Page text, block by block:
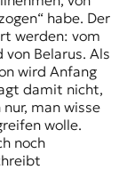
habe. Der
werden: vom
Belarus. Als
wird Anfang
damit nicht,
man wisse
wolle.
noch